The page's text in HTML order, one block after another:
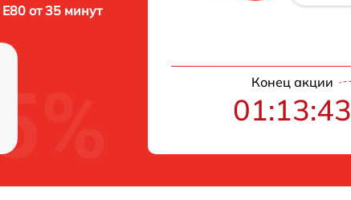
от 35 минут
Конец акции
01:13:43